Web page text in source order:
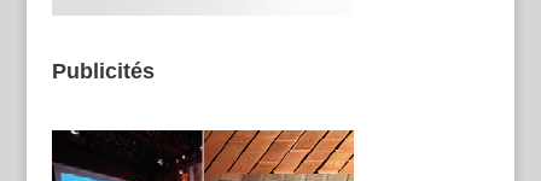
Publicités